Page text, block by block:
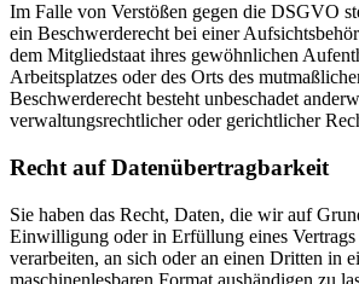
Im Falle von Verstößen gegen die DSGVO
ein Beschwerderecht bei einer
dem Mitgliedstaat ihres gewöhnlichen
Arbeitsplatzes oder des Orts des
Beschwerderecht besteht unbeschadet
verwaltungsrechtlicher oder gerichtlicher
Recht auf Daten­übertrag­barkeit
Sie haben das Recht, Daten, die wir auf
Einwilligung oder in Erfüllung eines Vertrags
verarbeiten, an sich oder an einen Dritten in
maschinenlesbaren Format aushändigen zu